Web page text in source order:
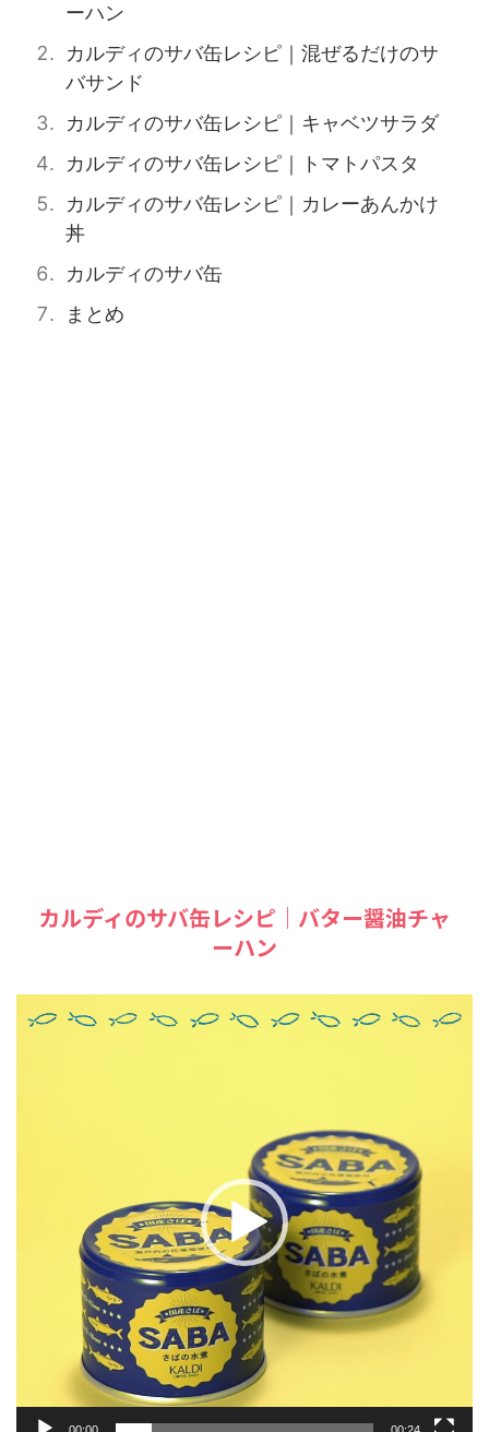
ーハン
カルディのサバ缶レシピ｜混ぜるだけのサ
バサンド
カルディのサバ缶レシピ｜キャベツサラダ
カルディのサバ缶レシピ｜トマトパスタ
カルディのサバ缶レシピ｜カレーあんかけ
丼
カルディのサバ缶
まとめ
カルディのサバ缶レシピ｜バター醤油チャ
ーハン
画